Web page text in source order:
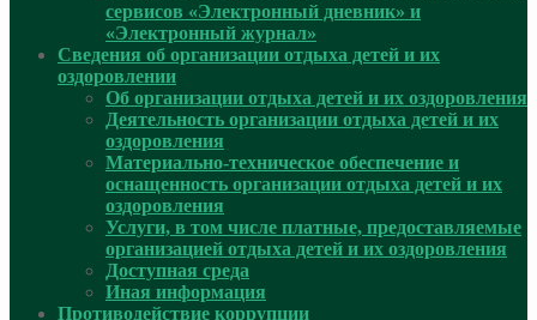
сервисов «Электронный дневник» и
«Электронный журнал»
Сведения об организации отдыха детей и их
оздоровлении
Об организации отдыха детей и их оздоровления
Деятельность организации отдыха детей и их
оздоровления
Материально-техническое обеспечение и
оснащенность организации отдыха детей и их
оздоровления
Услуги, в том числе платные, предоставляемые
организацией отдыха детей и их оздоровления
Доступная среда
Иная информация
Противодействие коррупции